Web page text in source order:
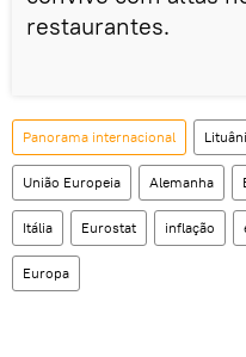
restaurantes.
Panorama internacional
União Europeia Alemanha
Itália Eurostat inflação
Europa